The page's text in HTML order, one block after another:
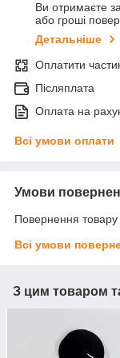
Ви отримаєте
або гроші
Детальніше
Оплатити
Післяплата
Оплата на
Всі умови оплати
Умови
Повернення
Всі умови
З цим товаром